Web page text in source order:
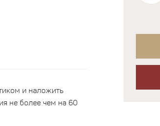
и наложить
не более чем на 60